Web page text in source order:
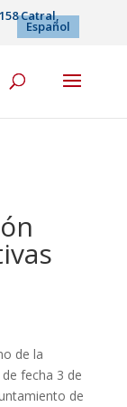
Catral,
Español
de la
fecha 3 de
de